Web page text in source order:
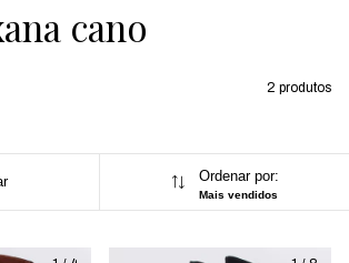
cano
2 produtos
Ordenar por:
Mais vendidos